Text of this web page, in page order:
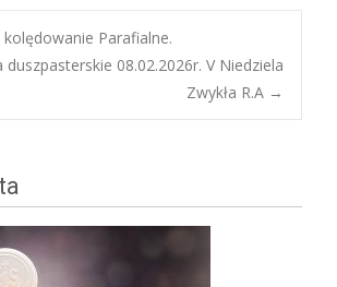
kolędowanie Parafialne.
duszpasterskie 08.02.2026r. V Niedziela
Zwykła R.A →